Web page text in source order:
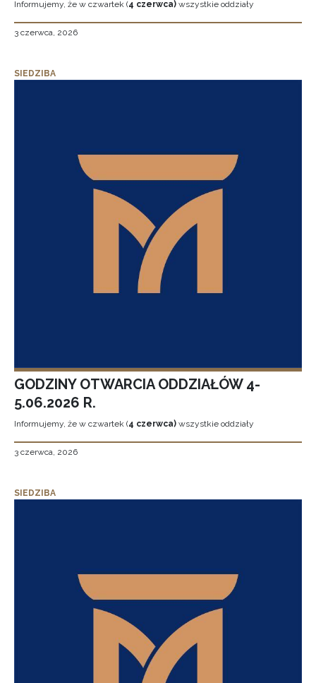
Informujemy, że w czwartek (4 czerwca) wszystkie oddziały
3 czerwca, 2026
SIEDZIBA
GODZINY OTWARCIA ODDZIAŁÓW 4-
5.06.2026 R.
Informujemy, że w czwartek (4 czerwca) wszystkie oddziały
3 czerwca, 2026
SIEDZIBA